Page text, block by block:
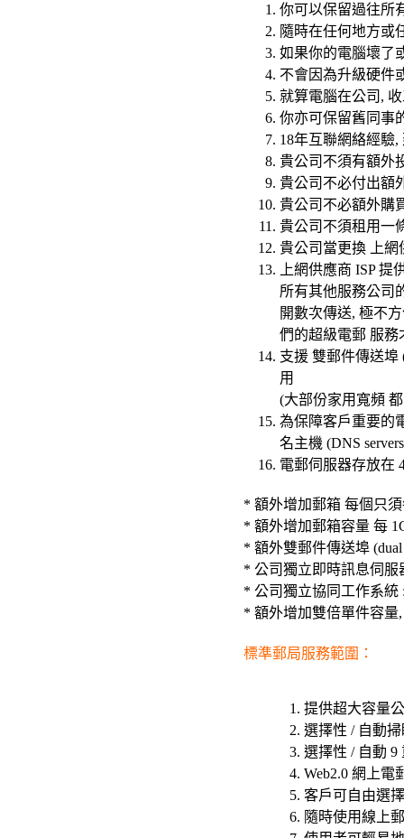
你可以保留過往所
隨時在任何地方或
如果你的電腦壞了
不會因為升級硬件
就算電腦在公司,
你亦可保留舊同事
18年互聯網絡經驗,
貴公司不須有額外
貴公司不必付出額
貴公司不必額外購
貴公司不須租用一
貴公司當更換 上網
上網供應商 ISP
所有其他服務公司
開數次傳送, 極不
們的超級電郵 服務
支援 雙郵件傳送埠
用
(大部份家用寬頻
為保障客戶重要的
名主機 (DNS
電郵伺服器存放在
* 額外增加郵箱 每個只
* 額外增加郵箱容量 每
* 額外雙郵件傳送埠 (dual
* 公司獨立即時訊息伺服
* 公司獨立協同工作系統
* 額外增加雙倍單件容量
標準郵局服務範圍：
提供超大容量
選擇性 / 自動
選擇性 / 自動 9
Web2.0 網上電
客戶可自由選
隨時使用線上